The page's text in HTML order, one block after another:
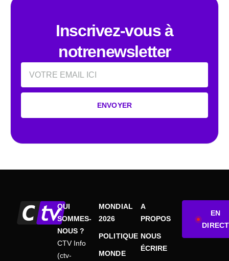
Inscrivez-vous à
notrenewsletter
Email
ENVOYER
QUI
SOMMES-
NOUS ?
CTV Info
(ctv-
MONDIAL
2026
POLITIQUE
MONDE
A
PROPOS
NOUS
ÉCRIRE
EN
DIRECT